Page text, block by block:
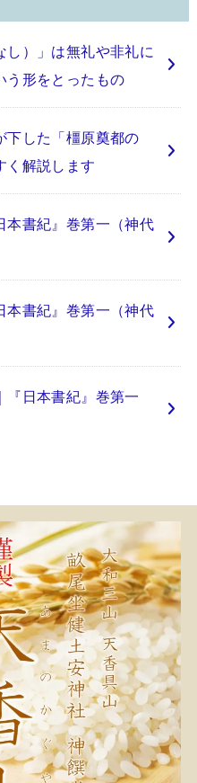
）」は無礼や非礼に
う形をとったもの
下した「橿原奠都の
く解説します
本書紀』巻第一（神代
本書紀』巻第一（神代
『日本書紀』巻第一